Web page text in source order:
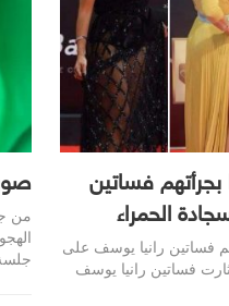
فساتين
الحمراء
فساتين رانيا يوسف على
فساتين رانيا يوسف
من